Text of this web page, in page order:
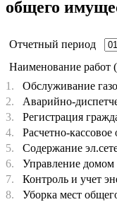
общего
Отчетный период
Наименование работ
1.
Обслуживание
2.
Аварийно-
3.
Регистрация
4.
Расчетно-
5.
Содержание
6.
Управление домом
7.
Контроль и учет
8.
Уборка мест